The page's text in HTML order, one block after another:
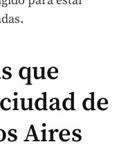
que
de
Aires